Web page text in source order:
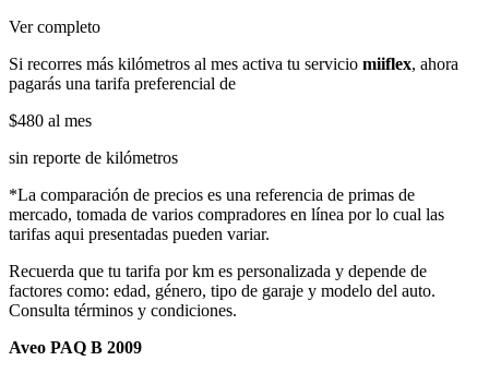
Ver completo
Si recorres más kilómetros al mes activa tu servicio miiflex, ahora
pagarás una tarifa preferencial de
$480 al mes
sin reporte de kilómetros
*La comparación de precios es una referencia de primas de
mercado, tomada de varios compradores en línea por lo cual las
tarifas aqui presentadas pueden variar.
Recuerda que tu tarifa por km es personalizada y depende de
factores como: edad, género, tipo de garaje y modelo del auto.
Consulta términos y condiciones.
Aveo PAQ B 2009